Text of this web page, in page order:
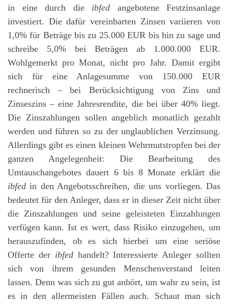
in eine durch die ibfed angebotene Festzinsanlage
investiert. Die dafür vereinbarten Zinsen variieren von
1,0% für Beträge bis zu 25.000 EUR bis hin zu sage und
schreibe 5,0% bei Beträgen ab 1.000.000 EUR.
Wohlgemerkt pro Monat, nicht pro Jahr. Damit ergibt
sich für eine Anlagesumme von 150.000 EUR
rechnerisch – bei Berücksichtigung von Zins und
Zinseszins – eine Jahresrendite, die bei über 40% liegt.
Die Zinszahlungen sollen angeblich monatlich gezahlt
werden und führen so zu der unglaublichen Verzinsung.
Allerdings gibt es einen kleinen Wehrmutstropfen bei der
ganzen Angelegenheit: Die Bearbeitung des
Umtauschangebotes dauert 6 bis 8 Monate erklärt die
ibfed in den Angebotsschreiben, die uns vorliegen. Das
bedeutet für den Anleger, dass er in dieser Zeit nicht über
die Zinszahlungen und seine geleisteten Einzahlungen
verfügen kann. Ist es wert, dass Risiko einzugehen, um
herauszufinden, ob es sich hierbei um eine seriöse
Offerte der ibfedhandelt? Interessierte Anleger sollten
sich von ihrem gesunden Menschenverstand leiten
lassen. Denn was sich zu gut anhört, um wahr zu sein, ist
es in den allermeisten Fällen auch. Schaut man sich